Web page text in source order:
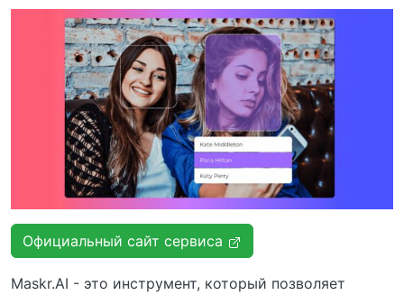
Официальный сайт сервиса
Maskr.AI - это инструмент, который позволяет